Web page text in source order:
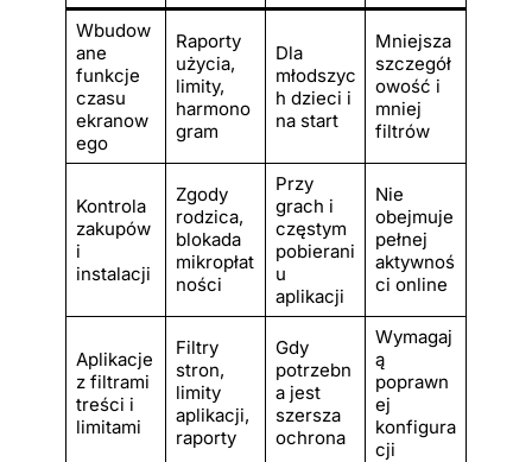
Wbudow
ane
funkcje
czasu
ekranow
ego
Raporty
użycia,
limity,
harmono
gram
Dla
młodszyc
h dzieci i
na start
Mniejsza
szczegół
owość i
mniej
filtrów
Kontrola
zakupów
i
instalacji
Zgody
rodzica,
blokada
mikropłat
ności
Przy
grach i
częstym
pobierani
u
aplikacji
Nie
obejmuje
pełnej
aktywnoś
ci online
Aplikacje
z filtrami
treści i
limitami
Filtry
stron,
limity
aplikacji,
raporty
Gdy
potrzebn
a jest
szersza
ochrona
Wymagaj
ą
poprawn
ej
konfigura
cji